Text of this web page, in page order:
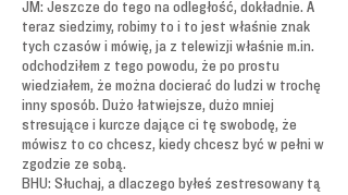
JM: Jeszcze do tego na odległość, dokładnie. A
teraz siedzimy, robimy to i to jest właśnie znak
tych czasów i mówię, ja z telewizji właśnie m.in.
odchodziłem z tego powodu, że po prostu
wiedziałem, że można docierać do ludzi w trochę
inny sposób. Dużo łatwiejsze, dużo mniej
stresujące i kurcze dające ci tę swobodę, że
mówisz to co chcesz, kiedy chcesz być w pełni w
zgodzie ze sobą.
BHU: Słuchaj, a dlaczego byłeś zestresowany tą